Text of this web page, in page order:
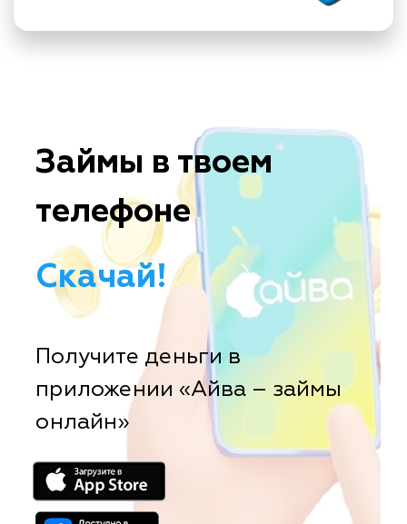
Займы в твоем
телефоне
Скачай!
Получите деньги в
приложении «Айва – займы
онлайн»